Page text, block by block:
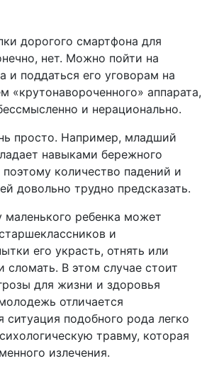
дорогого смартфона для
нет. Можно пойти на
и поддаться его уговорам на
«крутонавороченного» аппарата,
и нерационально.
просто. Например, младший
навыками бережного
количество падений и
довольно трудно предсказать.
ребенка может
и
его украсть, отнять или
сломать. В этом случае стоит
для жизни и здоровья
отличается
подобного рода легко
травму, которая
излечения.